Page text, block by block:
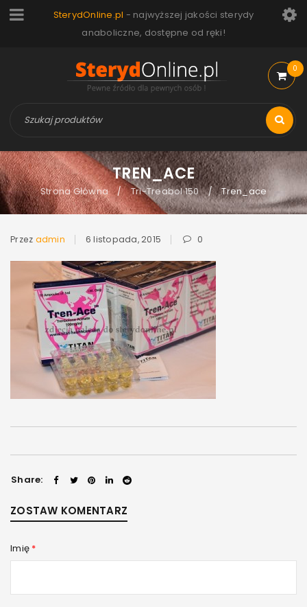
SterydOnline.pl - najwyższej jakości sterydy
anaboliczne, dostępne od ręki!
0
TREN_ACE
Strona Główna / Tri-Treabol 150 / Tren_ace
Przez admin 6 listopada, 2015 0
Share:
ZOSTAW KOMENTARZ
Imię *